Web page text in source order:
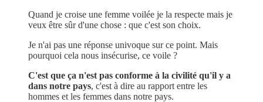
Quand je croise une femme voilée je la respecte mais je
veux être sûr d'une chose : que c'est son choix.
Je n'ai pas une réponse univoque sur ce point. Mais
pourquoi cela nous insécurise, ce voile ?
C'est que ça n'est pas conforme à la civilité qu'il y a
dans notre pays, c'est à dire au rapport entre les
hommes et les femmes dans notre pays.